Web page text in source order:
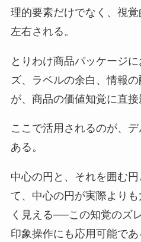
理的要素だけでなく、視
左右される。
とりわけ商品パッケージ
ズ、ラベルの余白、情報
が、商品の価値知覚に直接
ここで活用されるのが、
ある。
中心の円と、それを囲む
て、中心の円が実際より
く見える──この知覚のズ
印象操作にも応用可能であ